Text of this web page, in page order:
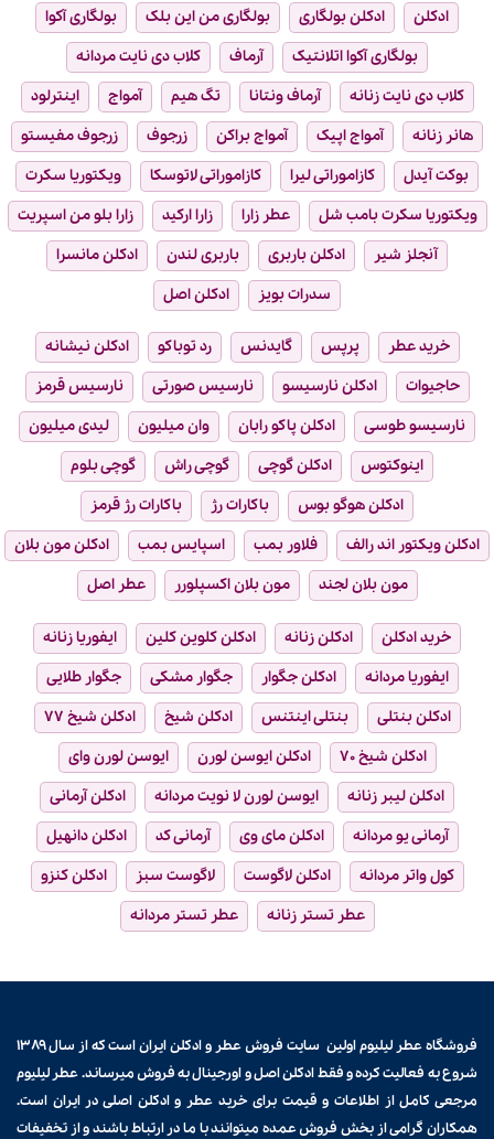
ادکلن ادکلن بولگاری بولگاری من این بلک
بولگاری آکوا
بولگاری آکوا اتلانتیک
آرماف
کلاب دی نایت مردانه
کلاب دی نایت زنانه
آرماف ونتانا تگ هیم آمواج
اینترلود
هانر زنانه
آمواج اپیک آمواج براکن زرجوف
زرجوف مفیستو
بوکت آیدل
کازاموراتی لیرا کازاموراتی لاتوسکا
ویکتوریا سکرت
ویکتوریا سکرت بامب شل
عطر زارا زارا ارکید
زارا بلو من اسپریت
آنجلز شیر
ادکلن باربری باربری لندن
ادکلن مانسرا
سدرات بویز
ادکلن اصل
خرید عطر پرپس گایدنس رد توباکو
ادکلن نیشانه
حاجیوات
ادکلن نارسیسو نارسیس صورتی
نارسیس قرمز
نارسیسو طوسی
ادکلن پاکو رابان وان میلیون
لیدی میلیون
اینوکتوس
ادکلن گوچی گوچی راش
گوچی بلوم
ادکلن هوگو بوس
باکارات رژ
باکارات رژ قرمز
ادکلن ویکتور اند رالف
فلاور بمب اسپایس بمب
ادکلن مون بلان
مون بلان لجند
مون بلان اکسپلورر عطر اصل
خرید ادکلن ادکلن زنانه ادکلن کلوین کلین
ایفوریا زنانه
ایفوریا مردانه
ادکلن جگوار جگوار مشکی
جگوار طلایی
ادکلن بنتلی
بنتلی اینتنس ادکلن شیخ
ادکلن شیخ ۷۷
ادکلن شیخ ۷۰
ادکلن ایوسن لورن
ایوسن لورن وای
ادکلن لیبر زنانه
ایوسن لورن لا نویت مردانه
ادکلن آرمانی
آرمانی یو مردانه
ادکلن مای وی آرمانی کد
ادکلن دانهیل
کول واتر مردانه
ادکلن لاگوست لاگوست سبز
ادکلن کنزو
عطر تستر زنانه
عطر تستر مردانه
فروشگاه عطر لیلیوم اولین سایت فروشعطر و ادکلن
ایران است که از سال ۱۳۸۹
شروع به فعالیت کرده و فقط ادکلن اصل و اورجینال به فروش میرساند. عطر لیلیوم
مرجعی کامل از اطلاعات و قیمت برایخرید عطر و ادکلن اصلی در ایران است.
همکاران گرامی از بخش فروش عمده میتوانند با ما در ارتباط باشند و از تخفیفات